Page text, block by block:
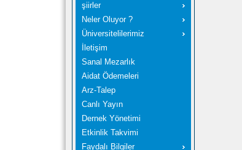
şiirler
Neler Oluyor ?
Üniversitelilerimiz
İletişim
Sanal Mezarlık
Aidat Ödemeleri
Arz-Talep
Canlı Yayın
Dernek Yönetimi
Etkinlik Takvimi
Faydalı Bilgiler